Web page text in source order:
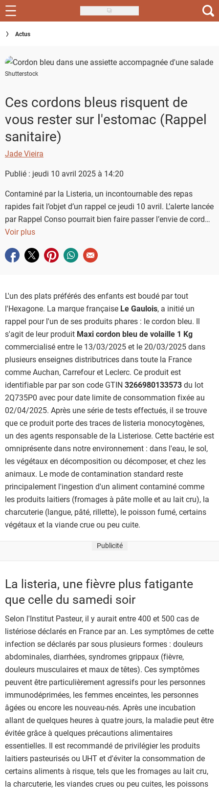
Skip
to
main
Recettes
Inspirations
Conseils
Menu de la semaine
Actus
Téléchargez l'app Saveurs Recettes
Actus
Shutterstock
Ces cordons bleus risquent de
vous rester sur l'estomac (Rappel
sanitaire)
Jade Vieira
Publié : jeudi 10 avril 2025 à 14:20
Contaminé par la Listeria, un incontournable des repas
rapides fait l’objet d’un rappel ce jeudi 10 avril. L’alerte lancée
par Rappel Conso pourrait bien faire passer l’envie de cordon
bleu à plus d’un.
Voir plus
Partager sur facebook
Partager sur twitter
Partager sur pinterest
Partager sur whatsapp
Envoyer à un ami
L'un des plats préférés des enfants est boudé par tout
l'Hexagone. La marque française Le Gaulois, a initié un
rappel pour l'un de ses produits phares : le cordon bleu. Il
s'agit de leur produit Maxi cordon bleu de volaille 1 Kg
commercialisé entre le 13/03/2025 et le 20/03/2025 dans
plusieurs enseignes distributrices dans toute la France
comme Auchan, Carrefour et Leclerc. Ce produit est
identifiable par par son code GTIN 3266980133573du lot
2Q735P0 avec pour date limite de consommation fixée au
02/04/2025. Après une série de tests effectués, il se trouve
que ce produit porte des traces de listeria monocytogènes,
un des agents responsable de la Listeriose. Cette bactérie est
omniprésente dans notre environnement : dans l'eau, le sol,
les végétaux en décomposition ou décomposer, et chez les
animaux. Le mode de contamination standard reste
principalement l'ingestion d'un aliment contaminé comme
les produits laitiers (fromages à pâte molle et au lait cru), la
charcuterie (langue, pâté, rillette), le poisson fumé, certains
végétaux et la viande crue ou peu cuite.
Publicité
La listeria, une fièvre plus fatigante
que celle du samedi soir
Selon l'Institut Pasteur, il y aurait entre 400 et 500 cas de
listériose déclarés en France par an. Les symptômes de cette
infection se déclarés par sous plusieurs formes : douleurs
abdominales, diarrhées, syndromes grippaux (fièvre,
douleurs musculaires et maux de têtes). Ces symptômes
peuvent être particulièrement agressifs pour les personnes
immunodéprimées, les femmes enceintes, les personnes
âgées ou encore les nouveau-nés. Après une incubation
allant de quelques heures à quatre jours, la maladie peut être
évitée grâce à quelques précautions alimentaires
essentielles. Il est recommandé de privilégier les produits
laitiers pasteurisés ou UHT et d'éviter la consommation de
certains aliments à risque, tels que les fromages au lait cru,
la charcuterie, les viandes crues ou peu cuites, les poissons